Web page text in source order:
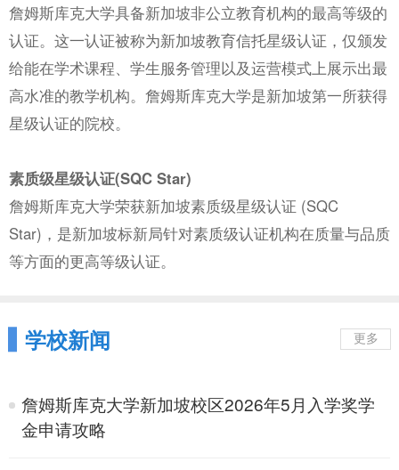
詹姆斯库克大学具备新加坡非公立教育机构的最高等级的
认证。这一认证被称为新加坡教育信托星级认证，仅颁发
给能在学术课程、学生服务管理以及运营模式上展示出最
高水准的教学机构。詹姆斯库克大学是新加坡第一所获得
星级认证的院校。
素质级星级认证(SQC Star)
詹姆斯库克大学荣获新加坡素质级星级认证 (SQC
Star)，是新加坡标新局针对素质级认证机构在质量与品质
等方面的更高等级认证。
学校新闻 更多
詹姆斯库克大学新加坡校区2026年5月入学奖学
金申请攻略